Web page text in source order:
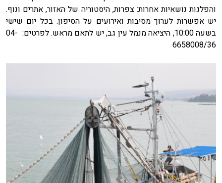
והפלגות נושאיות אחרות: צפרות, היסטוריה של האזור, אתרים ונוף.
יש אפשרות לערוך מסיבות ואירועים על הסיפון. בכל יום שישי
בשעה 10:00, היציאה מנמל עין גב, יש לתאם מראש. לפרטים: 04-
6658008/36